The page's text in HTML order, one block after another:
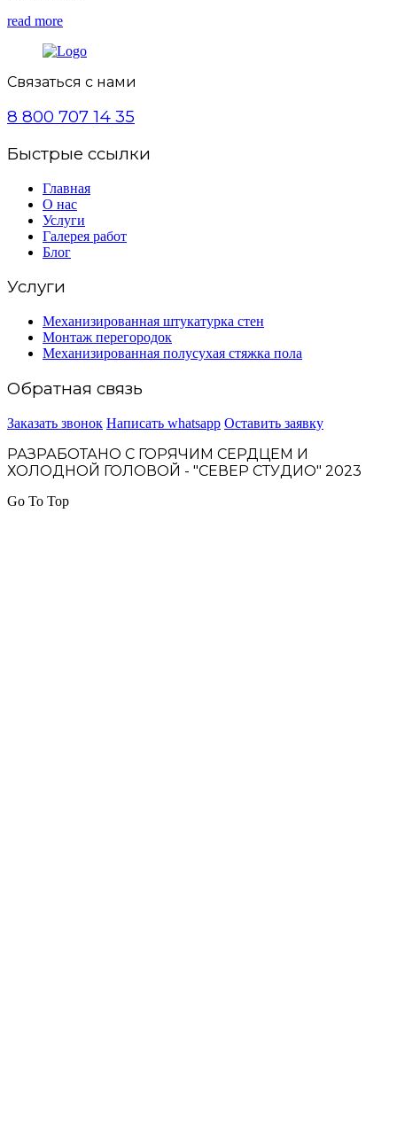
read more
Связаться с нами
8 800 707 14 35
Быстрые ссылки
Главная
О нас
Услуги
Галерея работ
Блог
Услуги
Механизированная штукатурка стен
Монтаж перегородок
Механизированная полусухая стяжка пола
Обратная связь
Заказать звонок Написать whatsapp Оставить заявку
РАЗРАБОТАНО С ГОРЯЧИМ СЕРДЦЕМ И
ХОЛОДНОЙ ГОЛОВОЙ - "СЕВЕР СТУДИО" 2023
Go To Top